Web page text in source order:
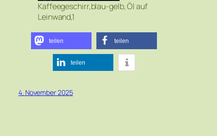
Kaffeegeschirr,blau-gelb, Öl auf
Leinwand,1
teilen teilen
teilen
4. November 2025